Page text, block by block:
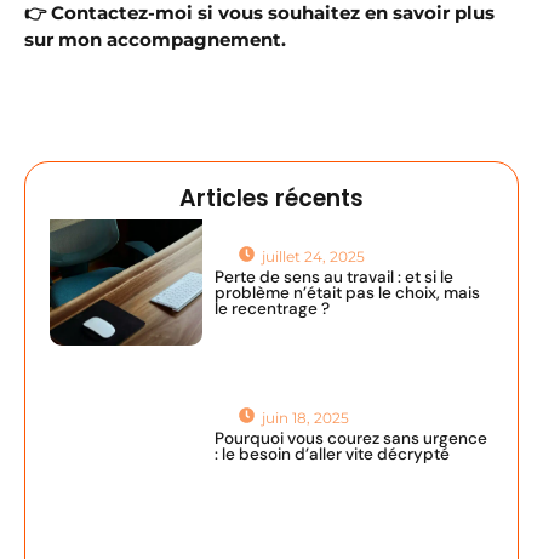
Articles récents
juillet 24, 2025
Perte de sens au travail : et si le
problème n’était pas le choix, mais
le recentrage ?
juin 18, 2025
Pourquoi vous courez sans urgence
: le besoin d’aller vite décrypté
👉 Contactez-moi si vous souhaitez en savoir plus
sur mon accompagnement.